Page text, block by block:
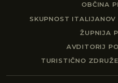
OBČINA
SKUPNOST ITALIJANOV
ŽUPNIJA
AVDITORIJ
TURISTIČNO